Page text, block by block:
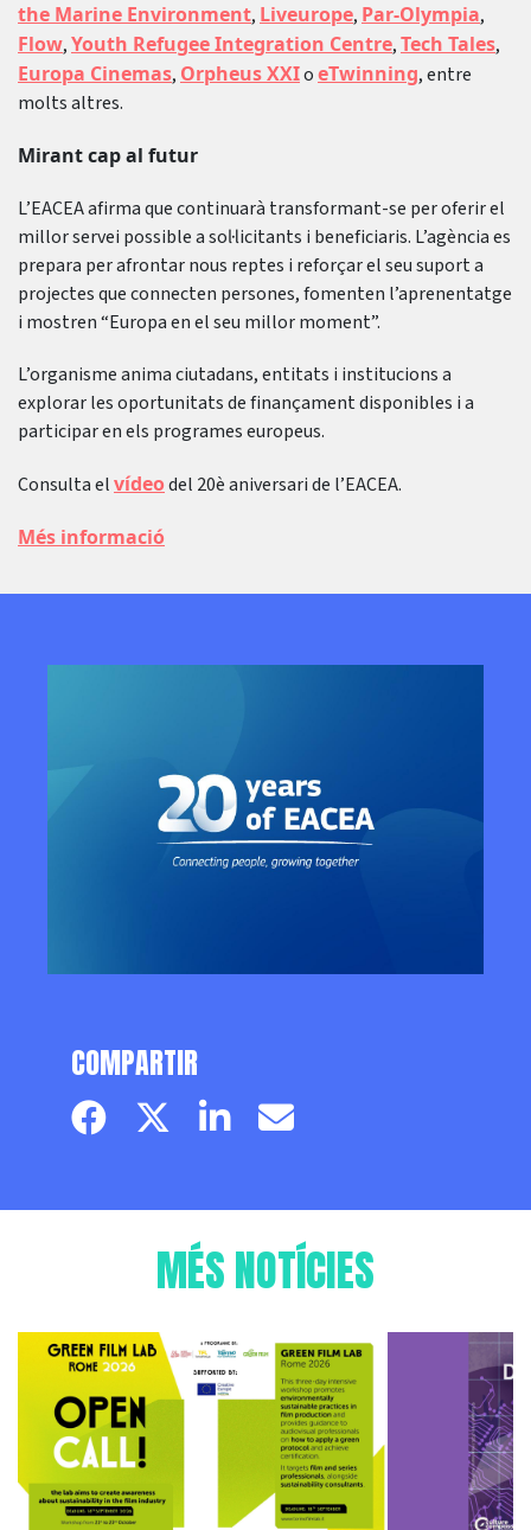
the Marine Environment, Liveurope, Par-Olympia,
Flow,Youth Refugee Integration Centre,Tech Tales,
Europa Cinemas, Orpheus XXIoeTwinning, entre
molts altres.
Mirant cap al futur
L’EACEA afirma que continuarà transformant-se per oferir el
millor servei possible a sol·licitants i beneficiaris. L’agència es
prepara per afrontar nous reptes i reforçar el seu suport a
projectes que connecten persones, fomenten l’aprenentatge
i mostren “Europa en el seu millor moment”.
L’organisme anima ciutadans, entitats i institucions a
explorar les oportunitats de finançament disponibles i a
participar en els programes europeus.
Consulta elvídeodel 20è aniversari de l’EACEA.
Més informació
COMPARTIR
Facebook pageTwitter page
LinkedinEmail
MÉS NOTÍCIES